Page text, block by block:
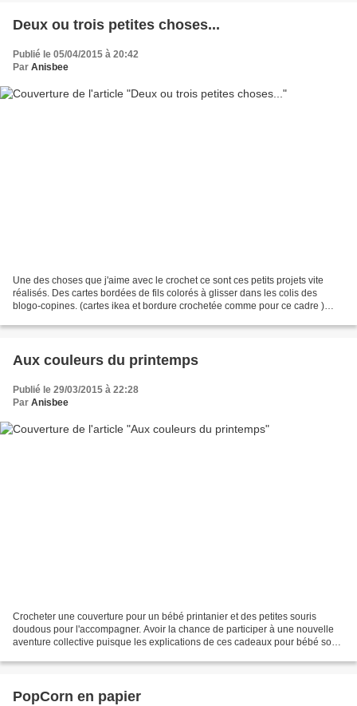
Deux ou trois petites choses...
Publié le 05/04/2015 à 20:42
Par Anisbee
Une des choses que j'aime avec le crochet ce sont ces petits projets vite
réalisés. Des cartes bordées de fils colorés à glisser dans les colis des
blogo-copines. (cartes ikea et bordure crochetée comme pour ce cadre )
Aux couleurs du printemps
Publié le 29/03/2015 à 22:28
Par Anisbee
Crocheter une couverture pour un bébé printanier et des petites souris
doudous pour l'accompagner. Avoir la chance de participer à une nouvelle
aventure collective puisque les explications de ces cadeaux pour bébé sont
PopCorn en papier